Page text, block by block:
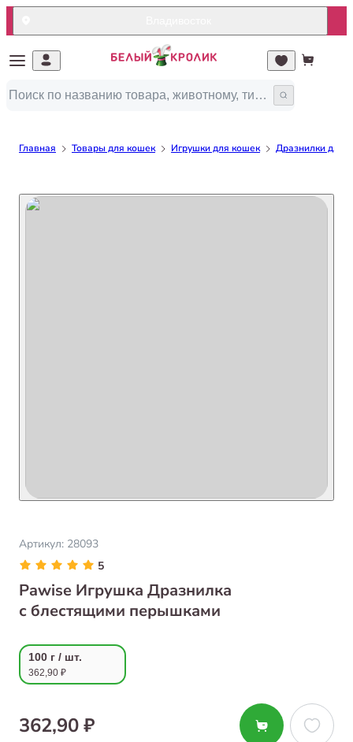
Главная Товары для кошек Игрушки для кошек Дразнилки для
Артикул: 28093
5
Pawise Игрушка Дразнилка
с блестящими перышками
100 г / шт.
362,90 ₽
362,90 ₽